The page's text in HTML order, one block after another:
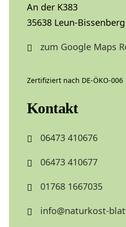
An der K383
35638 Leun-Bissenberg
zum Google Maps
Zertifiziert nach DE-ÖKO-006
Kontakt
06473 410676
06473 410677
01768 1667035
info@naturkost-